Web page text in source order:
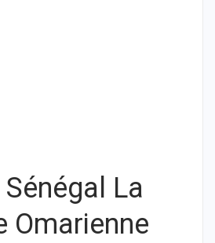
La
Omarienne